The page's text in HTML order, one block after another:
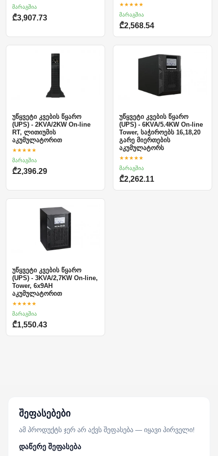
მარაგშია
₾3,907.73
★★★★★
მარაგშია
₾2,568.54
უწყვეტი კვების წყარო
(UPS) - 2KVA/2KW On-line
RT, ლითიუმის
აკუმულატორით
★★★★★
მარაგშია
₾2,396.29
უწყვეტი კვების წყარო
(UPS) - 6KVA/5.4KW On-line
Tower, საჭიროებს 16,18,20
გარე მიერთების
აკუმულატორს
★★★★★
მარაგშია
₾2,262.11
უწყვეტი კვების წყარო
(UPS) - 3KVA/2,7KW On-line,
Tower, 6x9AH
აკუმულატორით
★★★★★
მარაგშია
₾1,550.43
შეფასებები
ამ პროდუქტს ჯერ არ აქვს შეფასება — იყავი პირველი!
დაწერე შეფასება